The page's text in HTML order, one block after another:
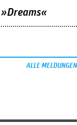
ALLE MELDUNGEN